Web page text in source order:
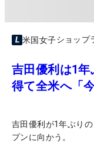
米国女子ショップ
吉田優利は1
得て全米へ「
吉田優利が1年ぶり
プンに向かう。